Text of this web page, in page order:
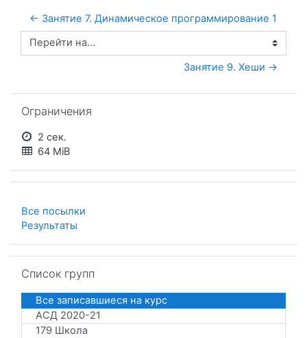
← Занятие 7. Динамическое программирование 1
Перейти на...
Занятие 9. Хеши →
Ограничения
2 сек.
64 MiB
Все посылки
Результаты
Список групп
Все записавшиеся на курс
АСД 2020-21
179 Школа